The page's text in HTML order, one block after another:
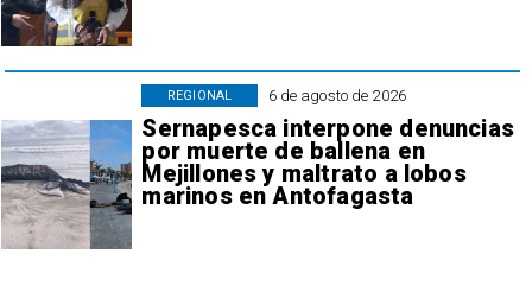
6 de agosto de 2026
Sernapesca interpone denuncias
por muerte de ballena en
Mejillones y maltrato a lobos
marinos en Antofagasta
REGIONAL